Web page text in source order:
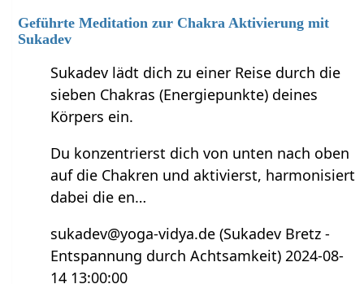
Geführte Meditation zur Chakra Aktivierung mit
Sukadev
Sukadev lädt dich zu einer Reise durch die
sieben Chakras (Energiepunkte) deines
Körpers ein.
Du konzentrierst dich von unten nach oben
auf die Chakren und aktivierst, harmonisiert
dabei die en…
sukadev@yoga-vidya.de (Sukadev Bretz -
Entspannung durch Achtsamkeit) 2024-08-
14 13:00:00